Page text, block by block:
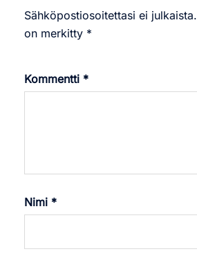
Sähköpostiosoitettasi ei julkaista.
on merkitty *
Kommentti *
Nimi *